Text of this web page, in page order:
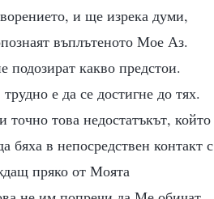
и ще изрека думи,
въплътеното Мое Аз.
какво предстои.
е да се достигне до тях.
това недостатъкът, който
бяха в непосредствен контакт с
пряко от Моята